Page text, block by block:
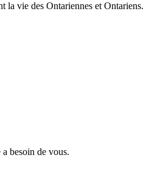
la vie des Ontariennes et Ontariens.
besoin de vous.